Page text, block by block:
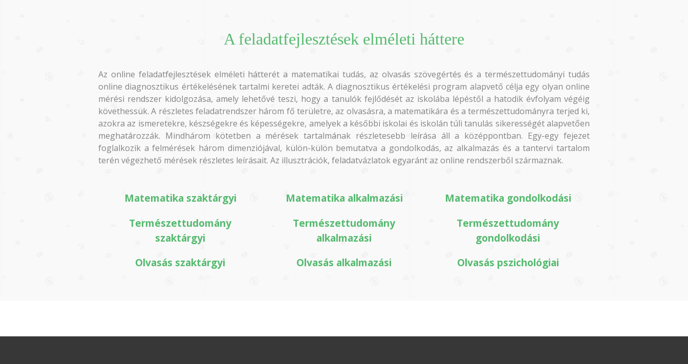
A feladatfejlesztések elméleti háttere
Az online feladatfejlesztések elméleti hátterét a matematikai tudás, az olvasás szövegértés és a természettudományi tudás
online diagnosztikus értékelésének tartalmi keretei adták. A diagnosztikus értékelési program alapvető célja egy olyan online
mérési rendszer kidolgozása, amely lehetővé teszi, hogy a tanulók fejlődését az iskolába lépéstől a hatodik évfolyam végéig
követhessük. A részletes feladatrendszer három fő területre, az olvasásra, a matematikára és a természettudományra terjed ki,
azokra az ismeretekre, készségekre és képességekre, amelyek a későbbi iskolai és iskolán túli tanulás sikerességét alapvetően
meghatározzák. Mindhárom kötetben a mérések tartalmának részletesebb leírása áll a középpontban. Egy-egy fejezet
foglalkozik a felmérések három dimenziójával, külön-külön bemutatva a gondolkodás, az alkalmazás és a tantervi tartalom
terén végezhető mérések részletes leírásait. Az illusztrációk, feladatvázlatok egyaránt az online rendszerből származnak.
Matematika szaktárgyi
Természettudomány
szaktárgyi
Olvasás szaktárgyi
Matematika alkalmazási
Természettudomány
alkalmazási
Olvasás alkalmazási
Matematika gondolkodási
Természettudomány
gondolkodási
Olvasás pszichológiai